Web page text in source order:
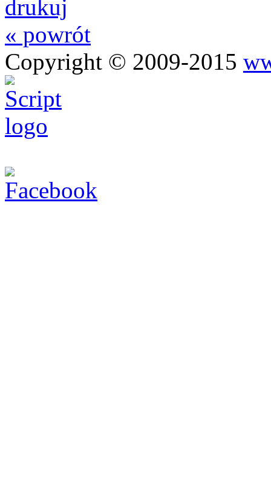
drukuj
« powrót
Copyright © 2009-2015